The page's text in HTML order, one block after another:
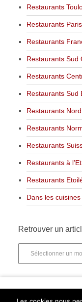
Restaurants
Restaurants Paris
Restaurants
Restaurants Sud
Restaurants
Restaurants Sud
Restaurants
Restaurants
Restaurants
Restaurants à
Restaurants
Dans les
Retrouver un